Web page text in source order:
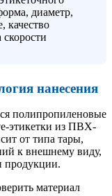
диаметр,
качество
нанесения
полипропиленовые
этикетки из ПВХ-
от типа тары,
к внешнему виду,
продукции.
материал